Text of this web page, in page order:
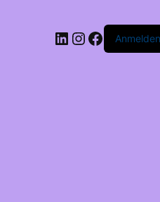
LinkedIn
Instagram
Anmelden